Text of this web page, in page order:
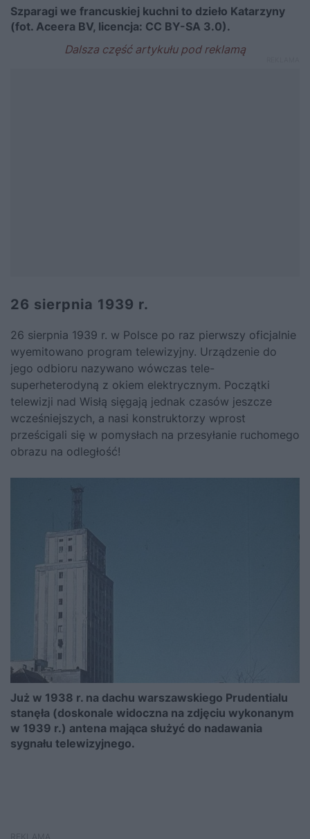
Szparagi we francuskiej kuchni to dzieło Katarzyny
(fot. Aceera BV, licencja: CC BY-SA 3.0).
26 sierpnia 1939 r.
26 sierpnia 1939 r. w Polsce po raz pierwszy oficjalnie
wyemitowano program telewizyjny. Urządzenie do
jego odbioru nazywano wówczas tele-
superheterodyną z okiem elektrycznym. Początki
telewizji nad Wisłą sięgają jednak czasów jeszcze
wcześniejszych, a nasi konstruktorzy wprost
prześcigali się w pomysłach na przesyłanie ruchomego
obrazu na odległość!
Już w 1938 r. na dachu warszawskiego Prudentialu
stanęła (doskonale widoczna na zdjęciu wykonanym
w 1939 r.) antena mająca służyć do nadawania
sygnału telewizyjnego.